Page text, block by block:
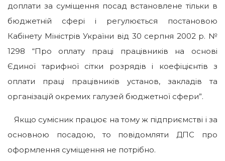
доплати за суміщення посад встановлене тільки в
бюджетній сфері і регулюється постановою
Кабінету Міністрів України від 30 серпня 2002 р. №
1298 “Про оплату праці працівників на основі
Єдиної тарифної сітки розрядів і коефіцієнтів з
оплати праці працівників установ, закладів та
організацій окремих галузей бюджетної сфери”.
Якщо сумісник працює на тому ж підприємстві і за
основною посадою, то повідомляти ДПС про
оформлення суміщення не потрібно.